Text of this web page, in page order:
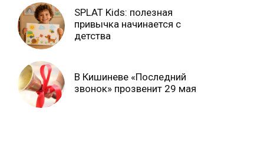
SPLAT Kids: полезная
привычка начинается с
детства
В Кишиневе «Последний
звонок» прозвенит 29 мая